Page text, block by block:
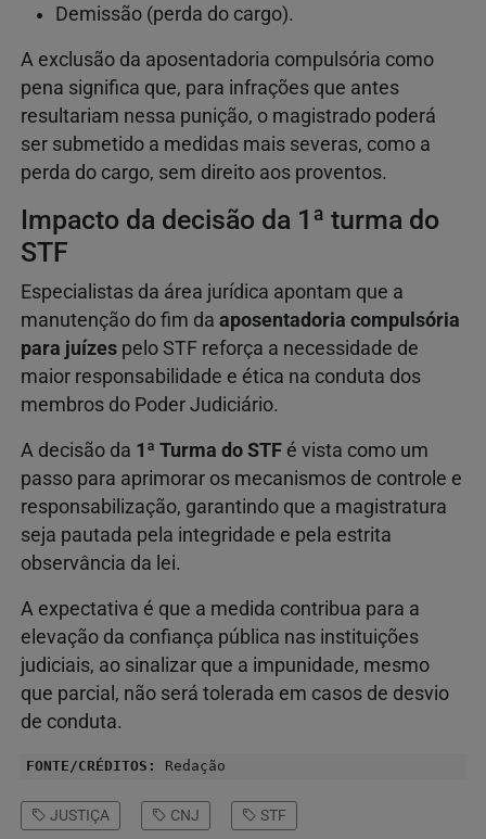
Demissão (perda do cargo).
A exclusão da aposentadoria compulsória como
pena significa que, para infrações que antes
resultariam nessa punição, o magistrado poderá
ser submetido a medidas mais severas, como a
perda do cargo, sem direito aos proventos.
Impacto da decisão da 1ª turma do
STF
Especialistas da área jurídica apontam que a
manutenção do fim da aposentadoria compulsória
para juízes pelo STF reforça a necessidade de
maior responsabilidade e ética na conduta dos
membros do Poder Judiciário.
A decisão da 1ª Turma do STF é vista como um
passo para aprimorar os mecanismos de controle e
responsabilização, garantindo que a magistratura
seja pautada pela integridade e pela estrita
observância da lei.
A expectativa é que a medida contribua para a
elevação da confiança pública nas instituições
judiciais, ao sinalizar que a impunidade, mesmo
que parcial, não será tolerada em casos de desvio
de conduta.
FONTE/CRÉDITOS: Redação
JUSTIÇA CNJ STF